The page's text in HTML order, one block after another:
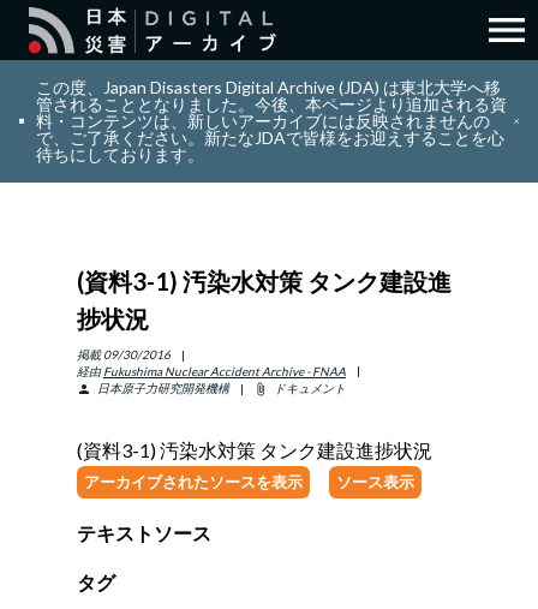
search 検索
layers コレクション
info_outline リソース
ENGLISH 日本語
menu
この度、Japan Disasters Digital Archive (JDA) は東北大学へ移
管されることとなりました。今後、本ページより追加される資
料・コンテンツは、新しいアーカイブには反映されませんの
で、ご了承ください。新たなJDAで皆様をお迎えすることを心
待ちにしております。
(資料3-1) 汚染水対策 タンク建設進
捗状況
掲載 09/30/2016
経由 Fukushima Nuclear Accident Archive - FNAA
person
日本原子力研究開発機構 attach_file ドキュメント
(資料3-1) 汚染水対策 タンク建設進捗状況
アーカイブされたソースを表示 ソース表示
テキストソース
タグ